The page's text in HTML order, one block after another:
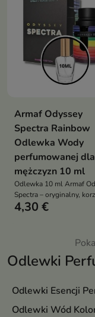
Odlewki
Odlewki Esencji
Odlewki Wód
Armaf Odyssey
Spectra Rainbow
Odlewka Wody
perfumowanej dla
mężczyzn 10 ml
Odlewka 10 ml Armaf
Spectra – oryginalny,
słodki zapach unisex w
4,30 €